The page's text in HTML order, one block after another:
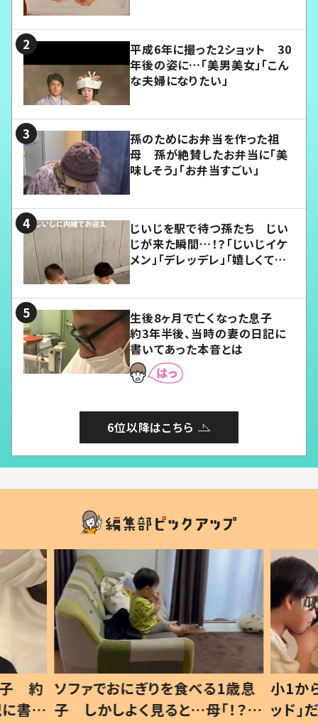
平成6年に撮った2ショット 30
年後の姿に…「美男美女」「こん
な夫婦になりたい」
孫のためにお弁当を作った祖
母 孫が絶賛したお弁当に「美
味しそう」「お弁当すごい」
じいじを駅で待つ孫たち じい
じが来た瞬間…！？「じいじイケ
メン」「デレッデレ」「嬉しくて可
生後8ヶ月で亡くなった息子
約3年半後、当時の妻の日記に
書いてあった本音とは
6位以降はこちら
歳息
？」
小1から不登校、息子は「ギフテ
ッド」だった 父が“ウチ給食”を
ひ孫
が、抱